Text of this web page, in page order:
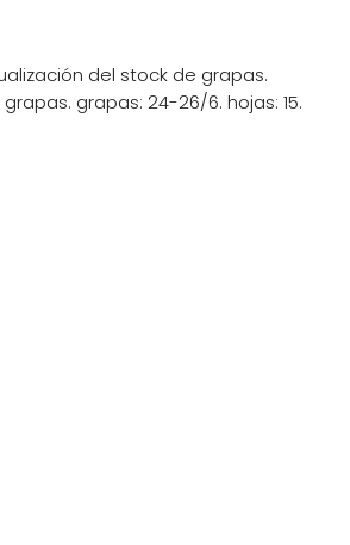
del stock de grapas.
grapas: 24-26/6. hojas: 15.